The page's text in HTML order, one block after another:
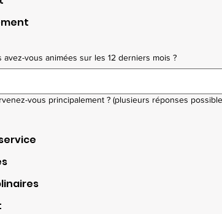
vous animées sur les 12 derniers mois ?
vous principalement ? (plusieurs réponses